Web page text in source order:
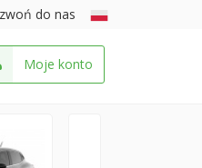
do nas
Moje konto